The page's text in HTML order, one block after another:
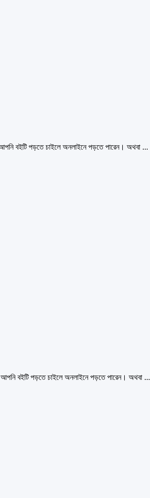
বইটি পড়তে চাইলে অনলাইনে পড়তে পারেন। অথবা ...
বইটি পড়তে চাইলে অনলাইনে পড়তে পারেন। অথবা ...